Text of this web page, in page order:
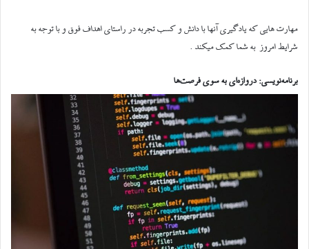
مهارت هایی که یادگیری آنها با دانش و کسب تجربه در راستای اهداف فوق و با توجه به
شرایط امروز به شما کمک میکند .
برنامه‌نویسی: دروازه‌ای به سوی فرصت‌ها